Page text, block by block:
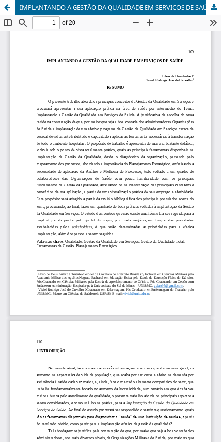
IMPLANTANDO A GESTÃO DA QUALIDADE EM SERVIÇOS DE SAÚDE